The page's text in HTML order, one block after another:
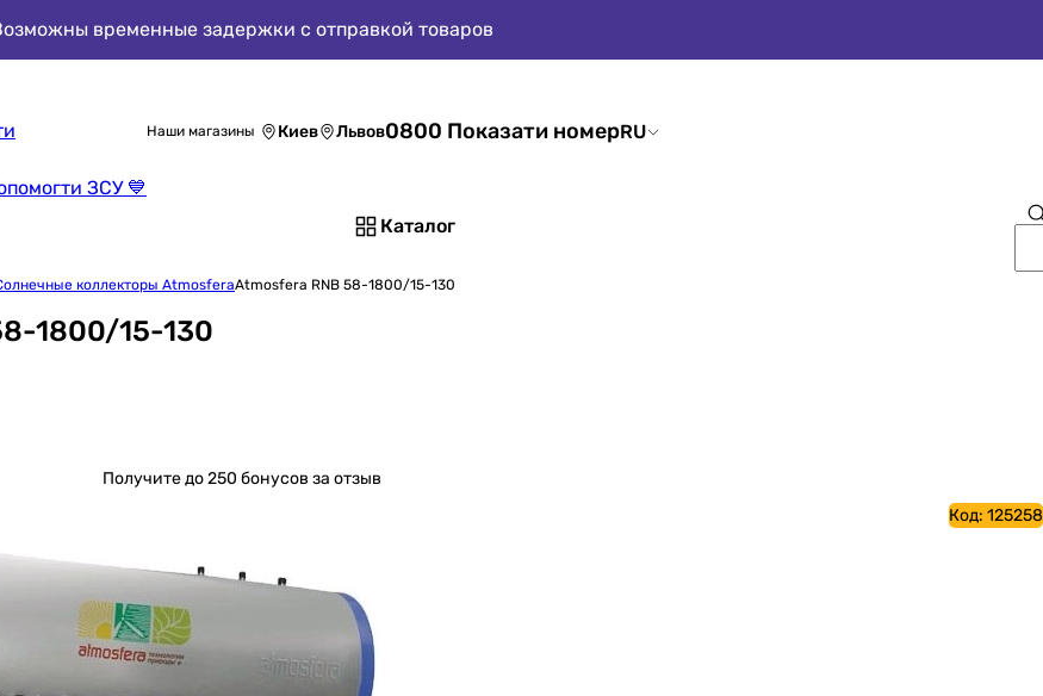
временные задержки с отправкой товаров
ЗСУ 💙
Наши магазины Киев Львов0800 Показати номерRU
Каталог
коллекторы AtmosferaAtmosfera RNB 58-1800/15-130
1800/15-130
Получитедо 250 бонусов за отзыв
Код: 125258